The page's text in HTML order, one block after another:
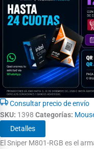
Consultar precio de envío
SKU: 1398 Categorías:
Detalles
El Sniper M801-RGB es el